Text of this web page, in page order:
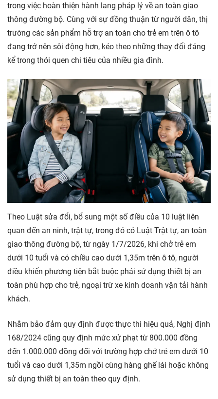
trong việc hoàn thiện hành lang pháp lý về an toàn giao
thông đường bộ. Cùng với sự đồng thuận từ người dân, thị
trường các sản phẩm hỗ trợ an toàn cho trẻ em trên ô tô
đang trở nên sôi động hơn, kéo theo những thay đổi đáng
kể trong thói quen chi tiêu của nhiều gia đình.
Theo Luật sửa đổi, bổ sung một số điều của 10 luật liên
quan đến an ninh, trật tự, trong đó có Luật Trật tự, an toàn
giao thông đường bộ, từ ngày 1/7/2026, khi chở trẻ em
dưới 10 tuổi và có chiều cao dưới 1,35m trên ô tô, người
điều khiển phương tiện bắt buộc phải sử dụng thiết bị an
toàn phù hợp cho trẻ, ngoại trừ xe kinh doanh vận tải hành
khách.
Nhằm bảo đảm quy định được thực thi hiệu quả, Nghị định
168/2024 cũng quy định mức xử phạt từ 800.000 đồng
đến 1.000.000 đồng đối với trường hợp chở trẻ em dưới 10
tuổi và cao dưới 1,35m ngồi cùng hàng ghế lái hoặc không
sử dụng thiết bị an toàn theo quy định.